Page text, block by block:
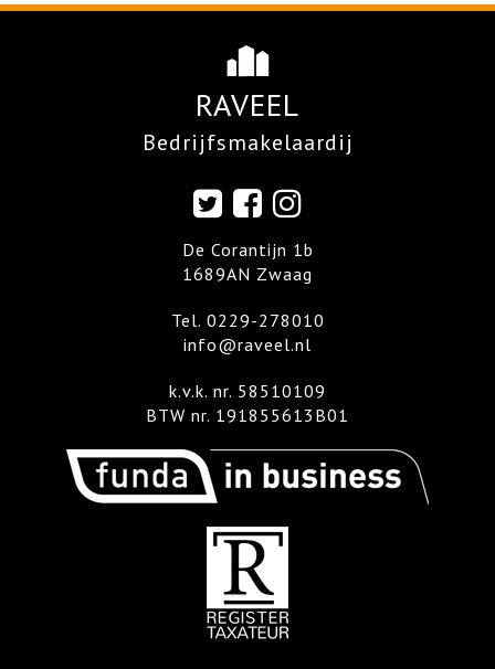
RAVEEL
Bedrijfsmakelaardij
De Corantijn 1b
1689AN Zwaag
Tel. 0229-278010
info@raveel.nl
k.v.k. nr. 58510109
BTW nr. 191855613B01